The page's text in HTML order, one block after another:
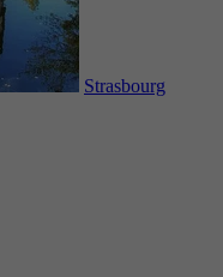
Strasbourg